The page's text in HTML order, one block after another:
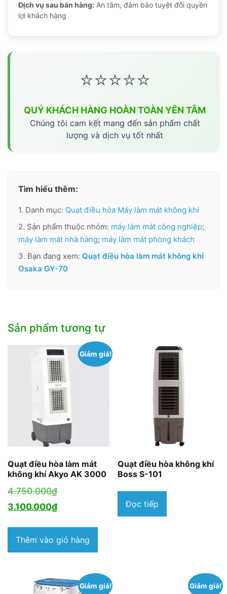
Dịch vụ sau bán hàng: An tâm, đảm bảo tuyệt đối quyền
lợi khách hàng
⭐⭐⭐⭐⭐
QUÝ KHÁCH HÀNG HOÀN TOÀN YÊN TÂM
Chúng tôi cam kết mang đến sản phẩm chất
lượng và dịch vụ tốt nhất
Tìm hiểu thêm:
1. Danh mục: Quạt điều hòa Máy làm mát không khí
2. Sản phẩm thuộc nhóm: máy làm mát công nghiệp;
máy làm mát nhà hàng; máy làm mát phòng khách
3. Bạn đang xem: Quạt điều hòa làm mát không khí
Osaka GY-70
Sản phẩm tương tự
Giảm giá!
Quạt điều hòa làm mát
không khí Akyo AK 3000
4.750.000₫Giá
gốc
4.750.000₫.
3.100.000₫Giá
tại
là:
Thêm vào giỏ hàng
Quạt điều hòa không khí
Boss S-101
Đọc tiếp
Giảm giá! Giảm giá!